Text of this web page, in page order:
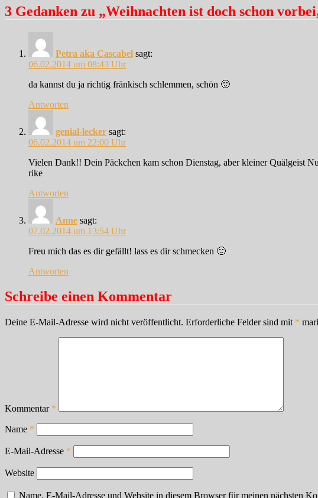
3 Gedanken zu „Weihnachten ist doch schon
Petra aka Cascabel sagt:
06.02.2014 um 08:43 Uhr
da kannst du ja richtig fränkisch schlemmen, schön 🙂
Antworten
genial-lecker sagt:
06.02.2014 um 22:00 Uhr
Vielen Dank!! Dein Päckchen kam schon Dienstag, aber kleiner Quälgeist
rike
Antworten
Anne sagt:
07.02.2014 um 13:54 Uhr
Freu mich das es dir gefällt! lass es dir schmecken 🙂
Antworten
Schreibe einen Kommentar
Deine E-Mail-Adresse wird nicht veröffentlicht. Erforderliche Felder sind mit *
Kommentar *
Name *
E-Mail-Adresse *
Website
Name, E-Mail-Adresse und Website in diesem Browser für meinen nächsten